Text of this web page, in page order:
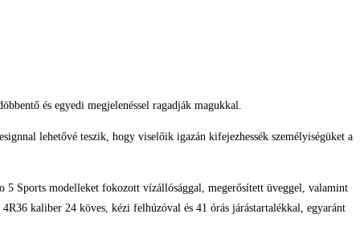
és egyedi megjelenéssel ragadják magukkal.
lehetővé teszik, hogy viselőik igazán kifejezhessék személyiségüket a
5 Sports modelleket fokozott vízállósággal, megerősített üveggel, valamint
kaliber 24 köves, kézi felhúzóval és 41 órás járástartalékkal, egyaránt